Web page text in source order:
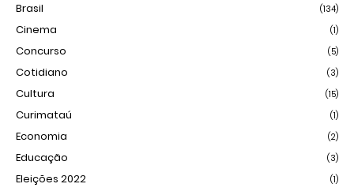
Brasil (134)
Cinema (1)
Concurso (5)
Cotidiano (3)
Cultura (15)
Curimataú (1)
Economia (2)
Educação (3)
Eleições 2022 (1)